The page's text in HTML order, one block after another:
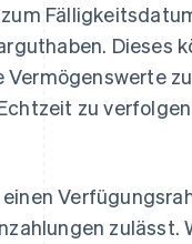
Dieses
zu
zulässt.